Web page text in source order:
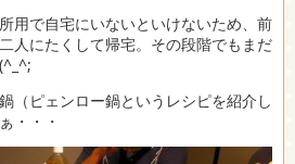
用で自宅にいないといけないため、前
人にたくして帰宅。その段階でもまだ
（ピェンロー鍋というレシピを紹介し
・・・